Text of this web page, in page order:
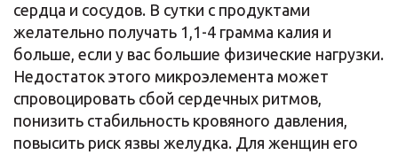
сердца и сосудов. В сутки с продуктами
желательно получать 1,1-4 грамма калия и
больше, если у вас большие физические нагрузки.
Недостаток этого микроэлемента может
спровоцировать сбой сердечных ритмов,
понизить стабильность кровяного давления,
повысить риск язвы желудка. Для женщин его